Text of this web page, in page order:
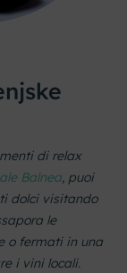
di relax
Balnea, puoi
dolci visitando
le
o fermati in una
i vini locali.